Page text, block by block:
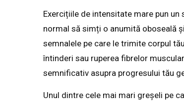
Exercițiile de intensitate mare pun
normal să simți o anumită oboseală
semnalele pe care le trimite corpul
întinderi sau ruperea fibrelor
semnificativ asupra progresului tău
Unul dintre cele mai mari greșeli pe